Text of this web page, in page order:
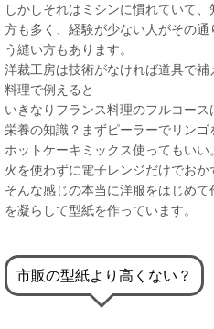
しかしそれはミシンに慣れていて
方も多く、経験が少ない人がその
う縫い方もあります。
洋裁工房は技術がなければ道具で補
料理で例えると
いきなりフランス料理のフルコース
栄養の知識？まずピーラーでリン
ホットケーキミックス使ってもいい。
火を使わずに電子レンジだけでおか
そんな感じの本当に洋服をはじめ
を凝らして型紙を作っています。
市販の型紙より高くない？